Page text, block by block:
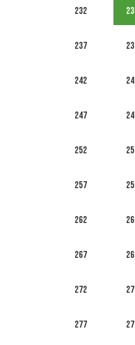
232
237
242
247
252
257
262
267
272
277